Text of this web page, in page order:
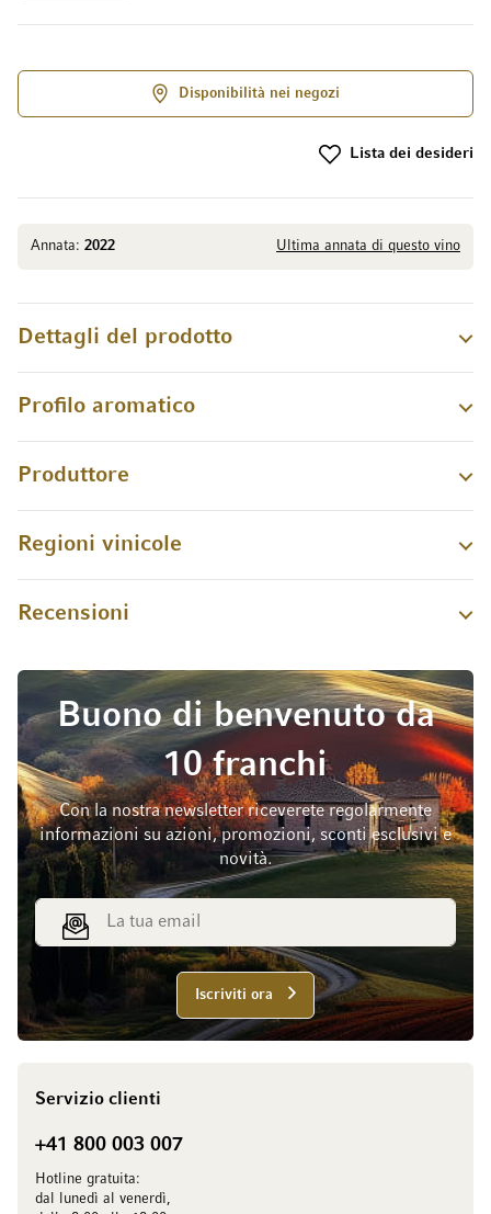
Annata: 2022 Ultima annata di questo vino
Disponibilità nei negozi
Lista dei desideri
Dettagli del prodotto
Profilo aromatico
Produttore
Regioni vinicole
Recensioni
Buono di benvenuto da
10 franchi
Con la nostra newsletter riceverete regolarmente
informazioni su azioni, promozioni, sconti esclusivi e
novità.
Indirizzo email
Iscriviti ora
Servizio clienti
+41 800 003 007
Hotline gratuita:
dal lunedì al venerdì,